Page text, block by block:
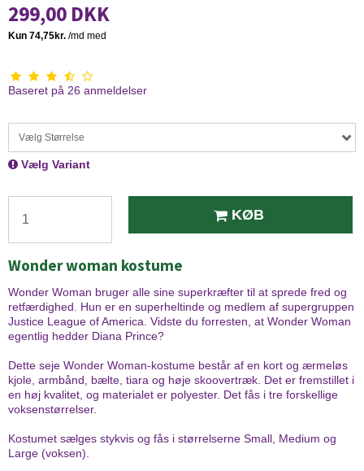
299,00 DKK
Baseret på 26 anmeldelser
Vælg Størrelse
Vælg Variant
KØB
Wonder woman kostume
Wonder Woman bruger alle sine superkræfter til at sprede fred og
retfærdighed. Hun er en superheltinde og medlem af supergruppen
Justice League of America. Vidste du forresten, at Wonder Woman
egentlig hedder Diana Prince?
Dette seje Wonder Woman-kostume består af en kort og ærmeløs
kjole, armbånd, bælte, tiara og høje skoovertræk. Det er fremstillet i
en høj kvalitet, og materialet er polyester. Det fås i tre forskellige
voksenstørrelser.
Kostumet sælges stykvis og fås i størrelserne Small, Medium og
Large (voksen).